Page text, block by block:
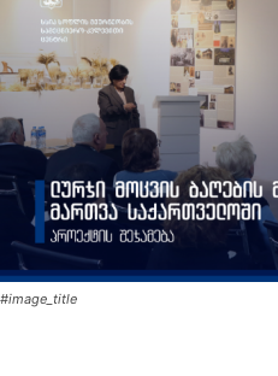
#image_title